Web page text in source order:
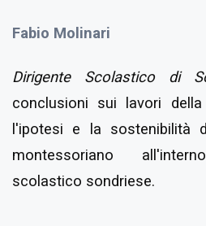
Fabio Molinari
Dirigente Scolastico di
conclusioni sui lavori
l'ipotesi e la sostenibilità
montessoriano
scolastico sondriese.